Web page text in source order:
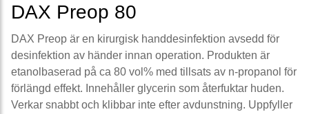
DAX Preop 80
DAX Preop är en kirurgisk handdesinfektion avsedd för
desinfektion av händer innan operation. Produkten är
etanolbaserad på ca 80 vol% med tillsats av n-propanol för
förlängd effekt. Innehåller glycerin som återfuktar huden.
Verkar snabbt och klibbar inte efter avdunstning. Uppfyller